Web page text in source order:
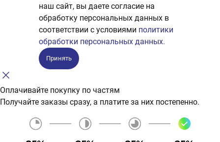
наш сайт, вы даете согласие на
обработку персональных данных в
соответствии с условиями политики
обработки персональных данных.
Принять
Оплачивайте покупку по частям
Получайте заказы сразу, а платите за них постепенно.